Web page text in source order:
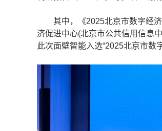
其中，《2025北京市数字经济
济促进中心(北京市公共信用信息
此次面壁智能入选“2025北京市数